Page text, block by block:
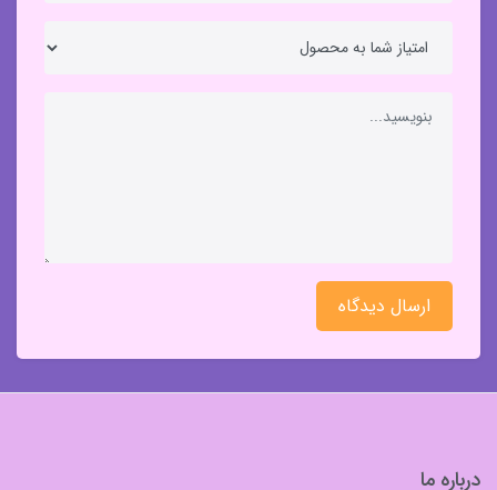
ارسال دیدگاه
درباره ما